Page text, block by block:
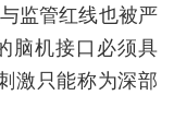
监管红线也被严
脑机接口必须具
激只能称为深部